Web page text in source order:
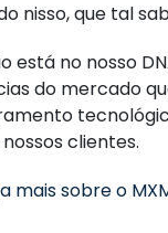
nisso, que tal
está no nosso
do mercado
clientes.
mais sobre o